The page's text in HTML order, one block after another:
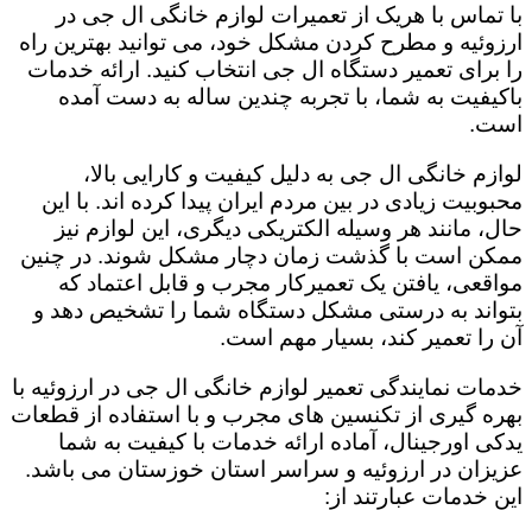
با تماس با هریک از تعمیرات لوازم خانگی ال جی در
ارزوئیه و مطرح کردن مشکل خود، می توانید بهترین راه
را برای تعمیر دستگاه ال جی انتخاب کنید. ارائه خدمات
باکیفیت به شما، با تجربه چندین ساله به دست آمده
است.
لوازم خانگی ال جی به دلیل کیفیت و کارایی بالا،
محبوبیت زیادی در بین مردم ایران پیدا کرده اند. با این
حال، مانند هر وسیله الکتریکی دیگری، این لوازم نیز
ممکن است با گذشت زمان دچار مشکل شوند. در چنین
مواقعی، یافتن یک تعمیرکار مجرب و قابل اعتماد که
بتواند به درستی مشکل دستگاه شما را تشخیص دهد و
آن را تعمیر کند، بسیار مهم است.
خدمات نمایندگی تعمیر لوازم خانگی ال جی در ارزوئیه با
بهره گیری از تکنسین های مجرب و با استفاده از قطعات
یدکی اورجینال، آماده ارائه خدمات با کیفیت به شما
عزیزان در ارزوئیه و سراسر استان خوزستان می باشد.
این خدمات عبارتند از: